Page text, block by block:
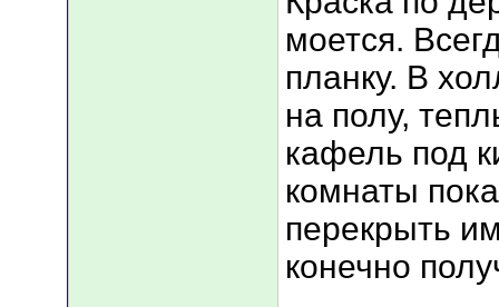
моется.
планку. В
на полу,
кафель под
комнаты
перекрыть
конечно